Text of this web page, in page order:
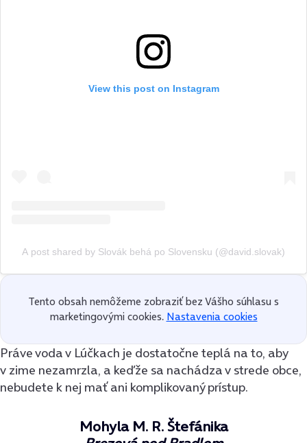
View this post on Instagram
A post shared by Slovák behá po Slovensku (@david.slovak)
Tento obsah nemôžeme zobraziť bez Vášho súhlasu s
marketingovými cookies. Nastavenia cookies
Práve voda v Lúčkach je dostatočne teplá na to, aby
v zime nezamrzla, a keďže sa nachádza v strede obce,
nebudete k nej mať ani komplikovaný prístup.
Mohyla M. R. Štefánika